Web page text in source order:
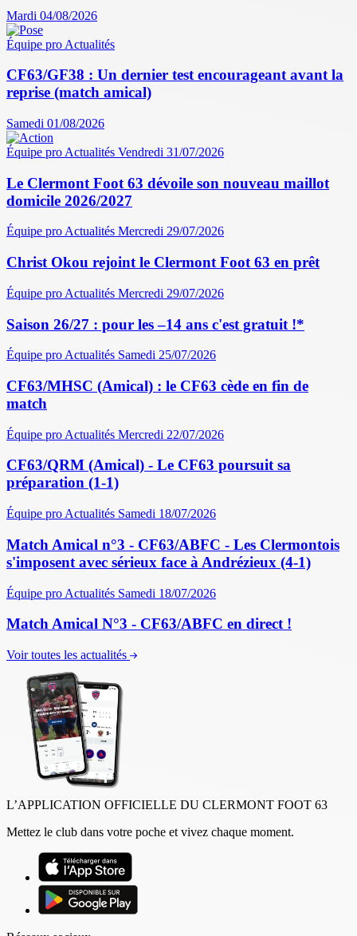
Mardi 04/08/2026
Équipe pro Actualités
CF63/GF38 : Un dernier test encourageant avant la
reprise (match amical)
Samedi 01/08/2026
Équipe pro Actualités Vendredi 31/07/2026
Le Clermont Foot 63 dévoile son nouveau maillot
domicile 2026/2027
Équipe proActualités Mercredi 29/07/2026
Christ Okou rejoint le Clermont Foot 63 en prêt
Équipe pro Actualités Mercredi 29/07/2026
Saison 26/27 : pour les –14 ans c'est gratuit !*
Équipe pro Actualités Samedi 25/07/2026
CF63/MHSC (Amical) : le CF63 cède en fin de
match
Équipe pro Actualités Mercredi 22/07/2026
CF63/QRM (Amical) - Le CF63 poursuit sa
préparation (1-1)
Équipe pro Actualités Samedi 18/07/2026
Match Amical n°3 - CF63/ABFC - Les Clermontois
s'imposent avec sérieux face à Andrézieux (4-1)
Équipe pro Actualités Samedi 18/07/2026
Match Amical N°3 - CF63/ABFC en direct !
Voir toutes les actualités
L’APPLICATION OFFICIELLE DU CLERMONT FOOT 63
Mettez le club dans votre poche et vivez chaque moment.